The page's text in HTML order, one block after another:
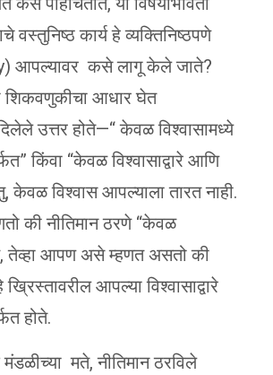
वस्तुनिष्ठ कार्य हे व्यक्तिनिष्ठपणे
आपल्यावर कसे लागू केले जाते?
शिकवणुकीचा आधार घेत
उत्तर होते—“ केवळ विश्वासामध्ये
किंवा “केवळ विश्वासाद्वारे आणि
केवळ विश्वास आपल्याला तारत नाही.
की नीतिमान ठरणे “केवळ
तेव्हा आपण असे म्हणत असतो की
आपल्या विश्वासाद्वारे
होते.
मते, नीतिमान ठरविले